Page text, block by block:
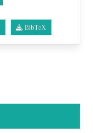
BibTeX